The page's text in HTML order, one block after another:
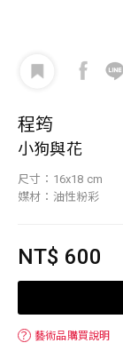
程筠
小狗與花
尺寸：16x18 cm
媒材：油性粉彩
NT$ 600
？ 藝術品購買說明